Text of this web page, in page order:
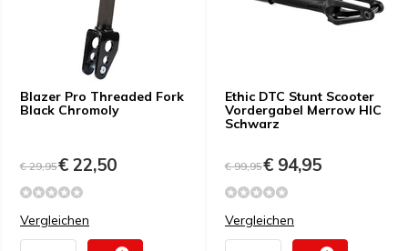
Blazer Pro Threaded Fork
Black Chromoly
€ 29,95€ 22,50
Vergleichen
Ethic DTC Stunt Scooter
Vordergabel Merrow HIC
Schwarz
€ 99,95€ 94,95
Vergleichen